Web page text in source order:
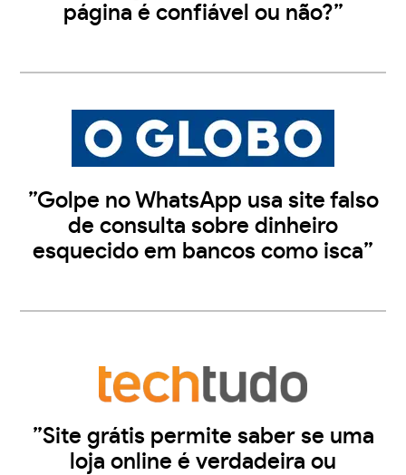
página é confiável ou não?”
”Golpe no WhatsApp usa site falso
de consulta sobre dinheiro
esquecido em bancos como isca”
”Site grátis permite saber se uma
loja online é verdadeira ou